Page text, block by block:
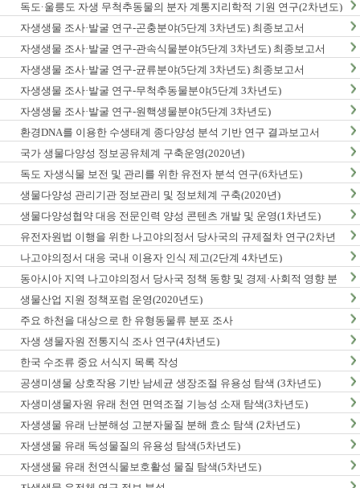
독도·울릉도 자생 무척추동물의 분자 계통지리학적 기원 연구(2차년도)
자생생물 조사·발굴 연구-곤충분야(5단계 3차년도) 최종보고서
자생생물 조사·발굴 연구-관속식물분야(5단계 3차년도) 최종보고서
자생생물 조사·발굴 연구-균류분야(5단계 3차년도) 최종보고서
자생생물 조사·발굴 연구-무척추동물분야(5단계 3차년도)
자생생물 조사·발굴 연구-원핵생물분야(5단계 3차년도)
환경DNA를 이용한 수생태계 종다양성 분석 기반 연구 결과보고서
국가 생물다양성 정보공유체계 구축운영(2020년)
독도 자생식물 보전 및 관리를 위한 유전자 분석 연구(6차년도)
생물다양성 관리기관 정보관리 및 정보체계 구축(2020년)
생물다양성협약 대응 전문인력 양성 콘텐츠 개발 및 운영(1차년도)
유전자원법 이행을 위한 나고야의정서 당사국의 규제절차 연구(2차년
도)
나고야의정서 대응 국내 이용자 인식 제고(2단계 4차년도)
동아시아 지역 나고야의정서 당사국 정책 동향 및 경제·사회적 영향 분
석 최종보고서
생물산업 지원 정책포럼 운영(2020년도)
주요 하천을 대상으로 한 유형동물류 분포 조사
자생 생물자원 전통지식 조사 연구(4차년도)
한국 수조류 중요 서식지 목록 작성
공생미생물 상호작용 기반 남세균 생장조절 유용성 탐색 (3차년도)
자생미생물자원 유래 천연 면역조절 기능성 소재 탐색(3차년도)
자생생물 유래 난분해성 고분자물질 분해 효소 탐색 (2차년도)
자생생물 유래 독성물질의 유용성 탐색(5차년도)
자생생물 유래 천연식물보호활성 물질 탐색(5차년도)